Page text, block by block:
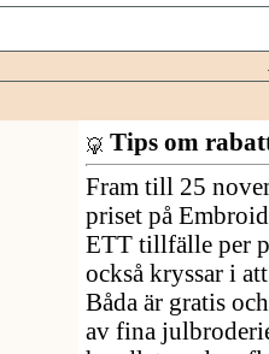
Tips om
Fram till 25
priset på
ETT tillfälle per
också kryssar i
Båda är gratis
av fina